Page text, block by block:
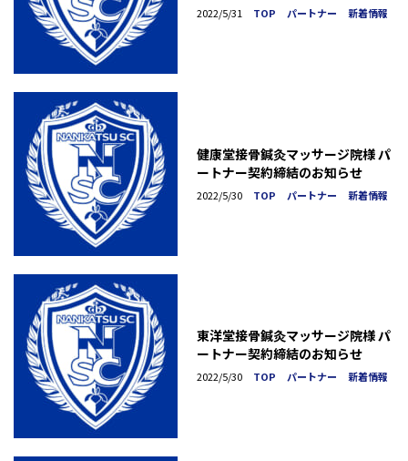
2022/5/31 TOP パートナー 新着情報
健康堂接骨鍼灸マッサージ院様 パ
ートナー契約締結のお知らせ
2022/5/30 TOP パートナー 新着情報
東洋堂接骨鍼灸マッサージ院様 パ
ートナー契約締結のお知らせ
2022/5/30 TOP パートナー 新着情報